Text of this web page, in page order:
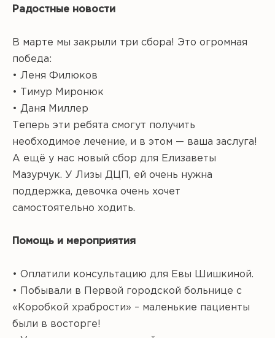
Радостные новости
В марте мы закрыли три сбора! Это огромная
победа:
• Леня Филюков
• Тимур Миронюк
• Даня Миллер
Теперь эти ребята смогут получить
необходимое лечение, и в этом — ваша заслуга!
А ещё у нас новый сбор для Елизаветы
Мазурчук. У Лизы ДЦП, ей очень нужна
поддержка, девочка очень хочет
самостоятельно ходить.
Помощь и мероприятия
• Оплатили консультацию для Евы Шишкиной.
• Побывали в Первой городской больнице с
«Коробкой храбрости» – маленькие пациенты
были в восторге!